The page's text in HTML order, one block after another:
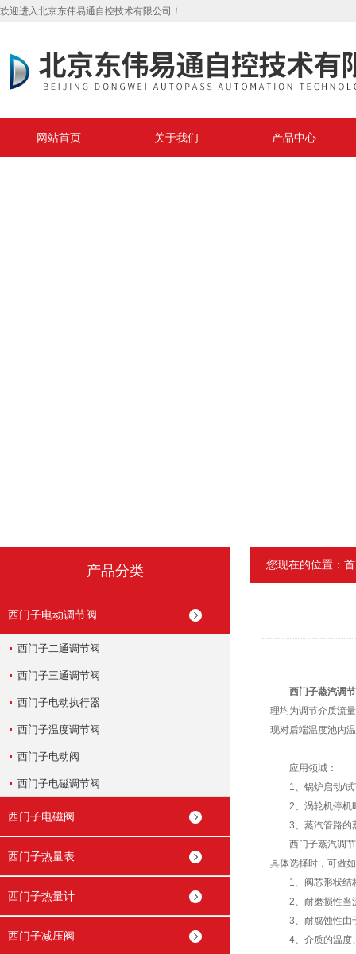
欢迎进入北京东伟易通自控技术有限公司！
网站首页 关于我们 产品中心
产品分类
西门子电动调节阀
西门子二通调节阀
西门子三通调节阀
西门子电动执行器
西门子温度调节阀
西门子电动阀
西门子电磁调节阀
西门子电磁阀
西门子热量表
西门子热量计
西门子减压阀
您现在的位置：
西门子蒸汽调
理均为调节介质流
现对后端温度池内
应用领域：
1、锅炉启动/试
2、涡轮机停机
3、蒸汽管路的
西门子蒸汽调节
具体选择时，可做
1、阀芯形状结构
2、耐磨损性当流
3、耐腐蚀性由于
4、介质的温度、